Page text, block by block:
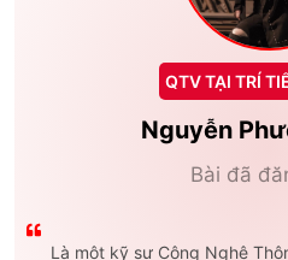
QTV TẠI TRÍ
Nguyễn
Bài đã
Là một kỹ sư Công Nghệ